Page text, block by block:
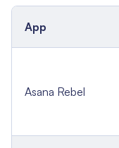
App
Asana Rebel